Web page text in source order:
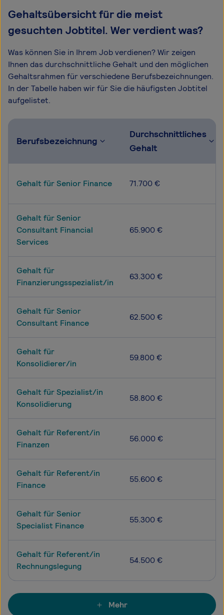
Gehaltsübersicht für die meist
gesuchten Jobtitel. Wer verdient was?
Was können Sie in Ihrem Job verdienen? Wir zeigen
Ihnen das durchschnittliche Gehalt und den möglichen
Gehaltsrahmen für verschiedene Berufsbezeichnungen.
In der Tabelle haben wir für Sie die häufigsten Jobtitel
aufgelistet.
Berufsbezeichnung
Durchschnittliches
Gehalt
Gehalt für Senior Finance 71.700 €
Gehalt für Senior
Consultant Financial
Services
65.900 €
Gehalt für
Finanzierungsspezialist/in
63.300 €
Gehalt für Senior
Consultant Finance
62.500 €
Gehalt für
Konsolidierer/in
59.800 €
Gehalt für Spezialist/in
Konsolidierung
58.800 €
Gehalt für Referent/in
Finanzen
56.000 €
Gehalt für Referent/in
Finance
55.600 €
Gehalt für Senior
Specialist Finance
55.300 €
Gehalt für Referent/in
Rechnungslegung
54.500 €
Mehr